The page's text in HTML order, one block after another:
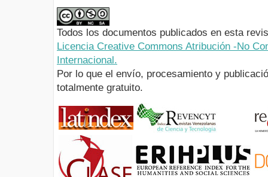
Todos los documentos publicados en esta
Licencia Creative Commons Atribución -No
Internacional.
Por lo que el envío, procesamiento y
totalmente gratuito.